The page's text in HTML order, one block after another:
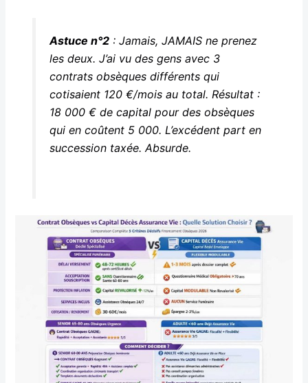
Astuce n°2: Jamais, JAMAIS ne prenez
les deux. J’ai vu des gens avec 3
contrats obsèques différents qui
cotisaient 120 €/mois au total. Résultat :
18 000 € de capital pour des obsèques
qui en coûtent 5 000. L’excédent part en
succession taxée. Absurde.